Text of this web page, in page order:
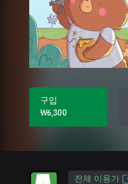
구입
₩6,300
전체 이용가